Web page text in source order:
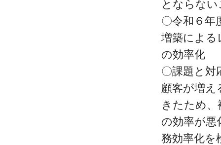
とならな
〇令和６年
増築による
の効率化
〇課題と対
顧客が増え
きたため
の効率が悪
務効率化を